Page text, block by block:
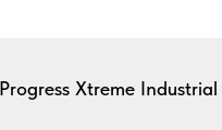
Xtreme Industrial